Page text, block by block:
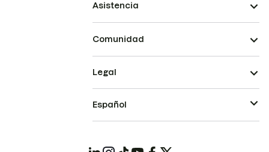
Asistencia
Comunidad
Legal
Español